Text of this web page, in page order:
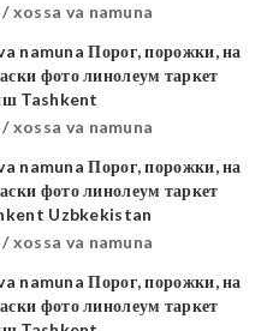
/ xossa va namuna
/ xossa va namuna
/ xossa va namuna